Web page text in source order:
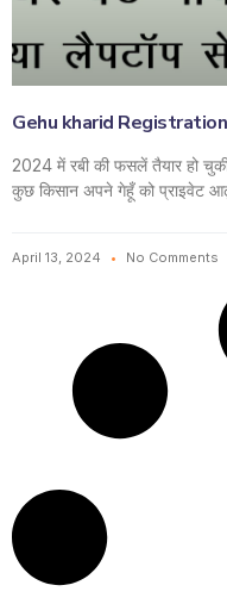
Gehu kharid
2024 में रबी की फसलें तैयार हो
कुछ किसान अपने गेहूँ को प्राइवेट
April 13, 2024 No Comments